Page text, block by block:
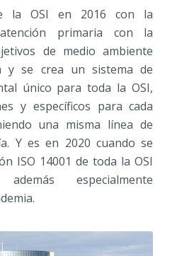
la OSI en 2016 con la
primaria con la
de medio ambiente
y se crea un sistema de
único para toda la OSI,
y específicos para cada
una misma línea de
Y es en 2020 cuando se
ISO 14001 de toda la OSI
especialmente